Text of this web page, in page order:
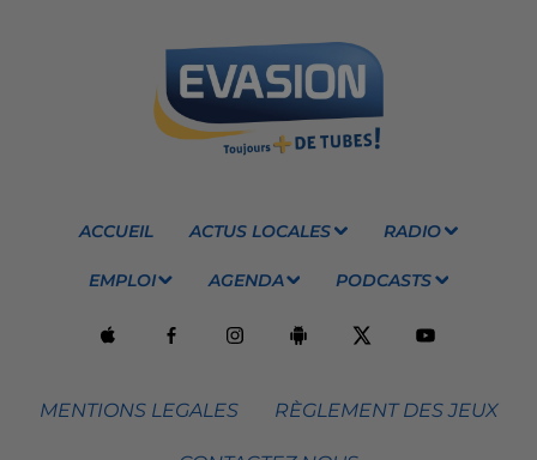
ACCUEIL ACTUS LOCALES RADIO
EMPLOI AGENDA PODCASTS
MENTIONS LEGALES RÈGLEMENT DES JEUX